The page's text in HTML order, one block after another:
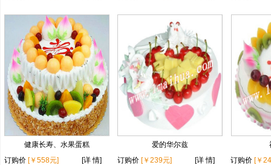
健康长寿、水果蛋糕
订购价 [￥558元] [详 情]
爱的华尔兹
订购价 [￥239元] [详 情]
订购价 [￥